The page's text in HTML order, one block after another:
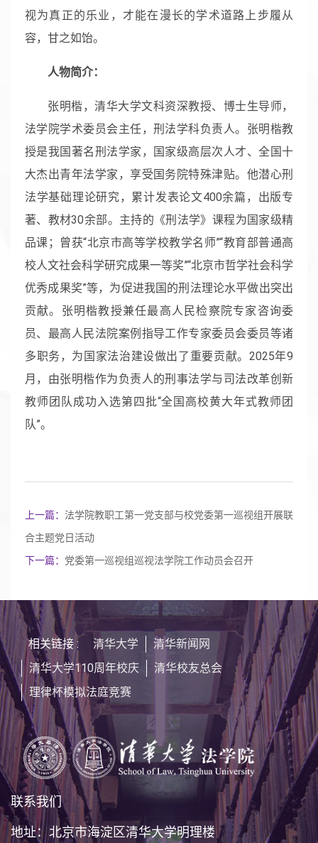
视为真正的乐业，才能在漫长的学术道路上步履从
容，甘之如饴。
人物简介：
张明楷，清华大学文科资深教授、博士生导师，
法学院学术委员会主任，刑法学科负责人。张明楷教
授是我国著名刑法学家，国家级高层次人才、全国十
大杰出青年法学家，享受国务院特殊津贴。他潜心刑
法学基础理论研究，累计发表论文400余篇，出版专
著、教材30余部。主持的《刑法学》课程为国家级精
品课；曾获“北京市高等学校教学名师”“教育部普通高
校人文社会科学研究成果一等奖”“北京市哲学社会科学
优秀成果奖”等，为促进我国的刑法理论水平做出突出
贡献。张明楷教授兼任最高人民检察院专家咨询委
员、最高人民法院案例指导工作专家委员会委员等诸
多职务，为国家法治建设做出了重要贡献。2025年9
月，由张明楷作为负责人的刑事法学与司法改革创新
教师团队成功入选第四批“全国高校黄大年式教师团
队”。
上一篇： 法学院教职工第一党支部与校党委第一巡视组开展联
合主题党日活动
下一篇： 党委第一巡视组巡视法学院工作动员会召开
相关链接 : 清华大学
清华新闻网
清华大学110周年校庆
清华校友总会
理律杯模拟法庭竞赛
联系我们
地址：北京市海淀区清华大学明理楼